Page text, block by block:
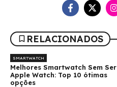
RELACIONADOS
SMARTWATCH
Melhores Smartwatch Sem Ser
Apple Watch: Top 10 ótimas
opções